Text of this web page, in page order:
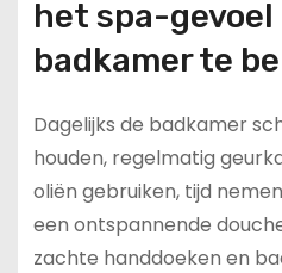
het spa-gevoel
badkamer te
Dagelijks de badkamer
houden, regelmatig
oliën gebruiken, tijd
een ontspannende
zachte handdoeken en